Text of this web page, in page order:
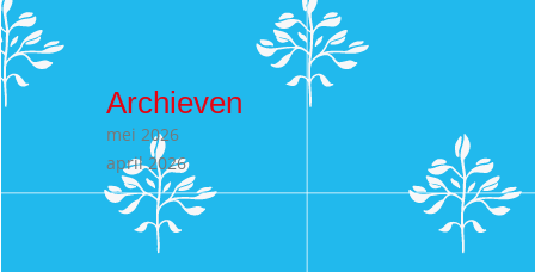
Archieven
mei 2026
april 2026